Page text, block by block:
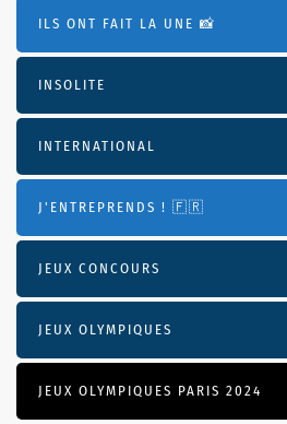
ILS ONT FAIT LA UNE 📸
INSOLITE
INTERNATIONAL
J'ENTREPRENDS ! 🇫🇷
JEUX CONCOURS
JEUX OLYMPIQUES
JEUX OLYMPIQUES PARIS 2024